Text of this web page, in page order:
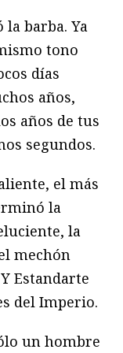
la barba. Ya
tono
días
años,
años de tus
segundos.
el más
la
la
mechón
Estandarte
del Imperio.
un hombre